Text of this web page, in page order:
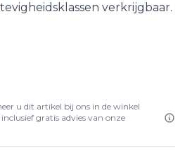
verkrijgbaar.
u dit artikel bij ons in de winkel
gratis advies van onze